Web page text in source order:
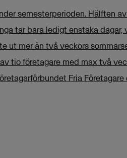
semesterperioden. Hälften
tar bara ledigt enstaka dagar,
ut mer än två veckors
tio företagare med max två
Fria Företagare